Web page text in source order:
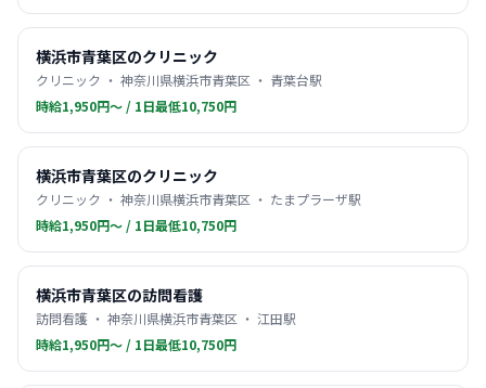
横浜市青葉区のクリニック
クリニック ・ 神奈川県横浜市青葉区 ・ 青葉台駅
時給1,950円〜 / 1日最低10,750円
横浜市青葉区のクリニック
クリニック ・ 神奈川県横浜市青葉区 ・ たまプラーザ駅
時給1,950円〜 / 1日最低10,750円
横浜市青葉区の訪問看護
訪問看護 ・ 神奈川県横浜市青葉区 ・ 江田駅
時給1,950円〜 / 1日最低10,750円